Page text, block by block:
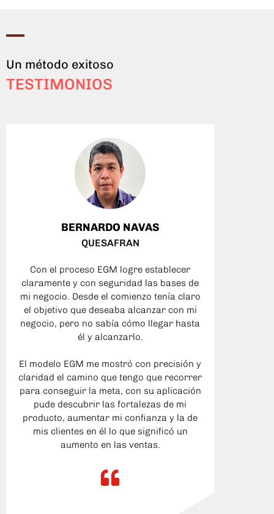
Un método exitoso
TESTIMONIOS
BERNARDO NAVAS
QUESAFRAN
Con el proceso EGM logre establecer
claramente y con seguridad las bases de
mi negocio. Desde el comienzo tenía claro
el objetivo que deseaba alcanzar con mi
negocio, pero no sabía cómo llegar hasta
él y alcanzarlo.
El modelo EGM me mostró con precisión y
claridad el camino que tengo que recorrer
para conseguir la meta, con su aplicación
pude descubrir las fortalezas de mi
producto, aumentar mi confianza y la de
mis clientes en él lo que significó un
aumento en las ventas.